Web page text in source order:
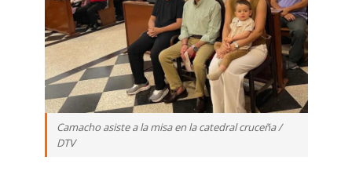
Camacho asiste a la misa en la catedral cruceña /
DTV